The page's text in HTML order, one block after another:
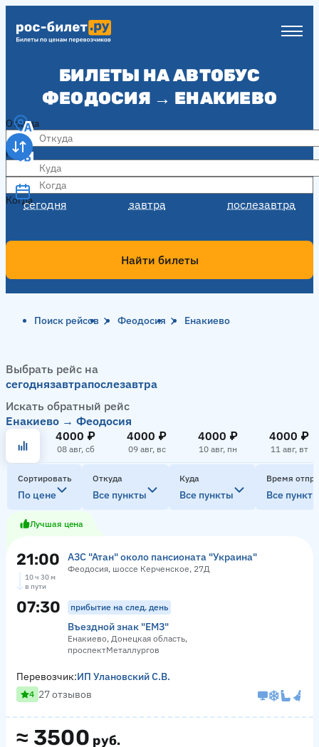
БИЛЕТЫ НА АВТОБУС
ФЕОДОСИЯ → ЕНАКИЕВО
Откуда
Куда
Когда
сегодня завтра послезавтра
Когда
Найти билеты
Поиск рейсов Феодосия Енакиево
Выбрать рейс на
сегоднязавтрапослезавтра
Искать обратный рейс
Енакиево → Феодосия
4000 ₽
08 авг, сб
4000 ₽
09 авг, вс
4000 ₽
10 авг, пн
4000 ₽
11 авг, вт
Сортировать
По цене
Откуда
Все пункты
Куда
Все пункты
Время
Все
Лучшая цена
21:00 АЗС "Атан" около пансионата "Украина"
Феодосия, шоссе Керченское, 27Д
10 ч 30 м
в пути
07:30 прибытие на след. день
Въездной знак "ЕМЗ"
Енакиево, Донецкая область,
проспектМеталлургов
≈ 3500 руб.
Перевозчик:ИП Улановский С.В.
4 27 отзывов